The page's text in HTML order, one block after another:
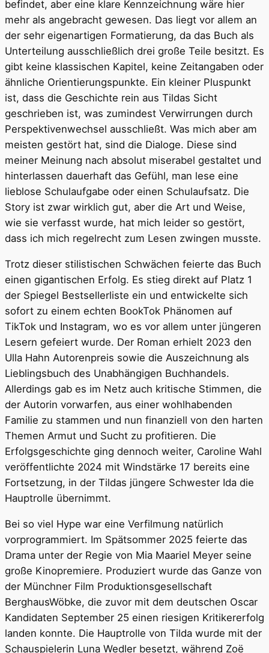
befindet, aber eine klare Kennzeichnung wäre hier
mehr als angebracht gewesen. Das liegt vor allem an
der sehr eigenartigen Formatierung, da das Buch als
Unterteilung ausschließlich drei große Teile besitzt. Es
gibt keine klassischen Kapitel, keine Zeitangaben oder
ähnliche Orientierungspunkte. Ein kleiner Pluspunkt
ist, dass die Geschichte rein aus Tildas Sicht
geschrieben ist, was zumindest Verwirrungen durch
Perspektivenwechsel ausschließt. Was mich aber am
meisten gestört hat, sind die Dialoge. Diese sind
meiner Meinung nach absolut miserabel gestaltet und
hinterlassen dauerhaft das Gefühl, man lese eine
lieblose Schulaufgabe oder einen Schulaufsatz. Die
Story ist zwar wirklich gut, aber die Art und Weise,
wie sie verfasst wurde, hat mich leider so gestört,
dass ich mich regelrecht zum Lesen zwingen musste.
Trotz dieser stilistischen Schwächen feierte das Buch
einen gigantischen Erfolg. Es stieg direkt auf Platz 1
der Spiegel Bestsellerliste ein und entwickelte sich
sofort zu einem echten BookTok Phänomen auf
TikTok und Instagram, wo es vor allem unter jüngeren
Lesern gefeiert wurde. Der Roman erhielt 2023 den
Ulla Hahn Autorenpreis sowie die Auszeichnung als
Lieblingsbuch des Unabhängigen Buchhandels.
Allerdings gab es im Netz auch kritische Stimmen, die
der Autorin vorwarfen, aus einer wohlhabenden
Familie zu stammen und nun finanziell von den harten
Themen Armut und Sucht zu profitieren. Die
Erfolgsgeschichte ging dennoch weiter, Caroline Wahl
veröffentlichte 2024 mit Windstärke 17 bereits eine
Fortsetzung, in der Tildas jüngere Schwester Ida die
Hauptrolle übernimmt.
Bei so viel Hype war eine Verfilmung natürlich
vorprogrammiert. Im Spätsommer 2025 feierte das
Drama unter der Regie von Mia Maariel Meyer seine
große Kinopremiere. Produziert wurde das Ganze von
der Münchner Film Produktionsgesellschaft
BerghausWöbke, die zuvor mit dem deutschen Oscar
Kandidaten September 25 einen riesigen Kritikererfolg
landen konnte. Die Hauptrolle von Tilda wurde mit der
Schauspielerin Luna Wedler besetzt, während Zoë